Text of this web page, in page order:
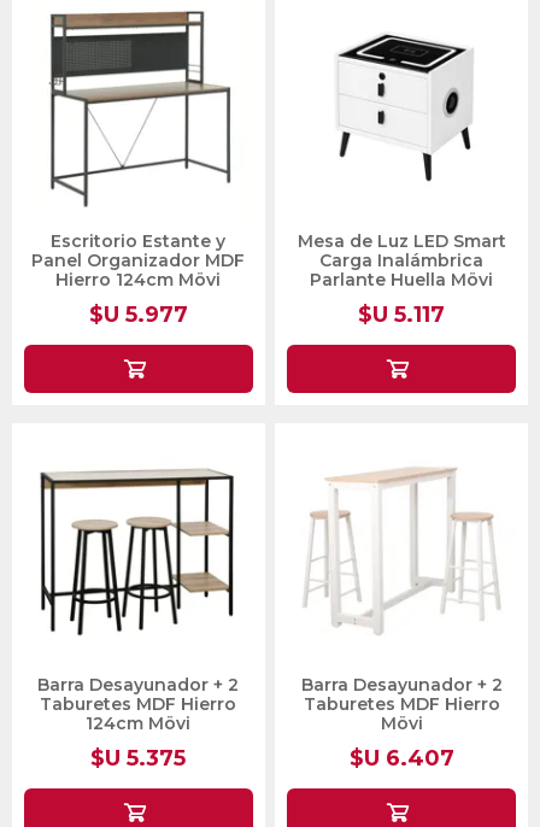
Escritorio Estante y
Panel Organizador MDF
Hierro 124cm Mövi
$U 5.977
Mesa de Luz LED Smart
Carga Inalámbrica
Parlante Huella Mövi
$U 5.117
Barra Desayunador + 2
Taburetes MDF Hierro
124cm Mövi
$U 5.375
Barra Desayunador + 2
Taburetes MDF Hierro
Mövi
$U 6.407